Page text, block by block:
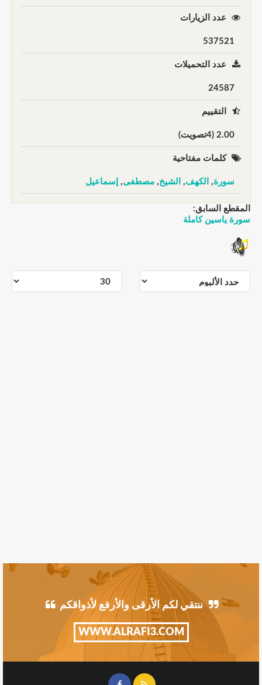
عدد الزيارات
537521
عدد التحميلات
24587
التقييم
2.00 (4تصويت)
كلمات مفتاحية
سورة, الكهف, الشيخ, مصطفى, إسماعيل
المقطع السابق:
سورة ياسين كاملة
ننتقي لكم الأرقى والأرفع لأذواقكم
WWW.ALRAFI3.COM